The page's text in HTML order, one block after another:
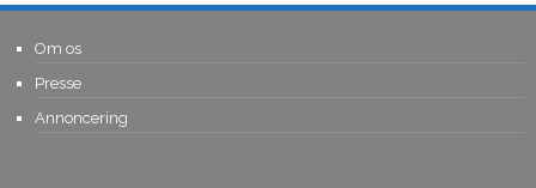
Om os
Presse
Annoncering